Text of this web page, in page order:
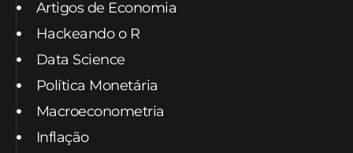
Artigos de Economia
Hackeando o R
Data Science
Política Monetária
Macroeconometria
Inflação